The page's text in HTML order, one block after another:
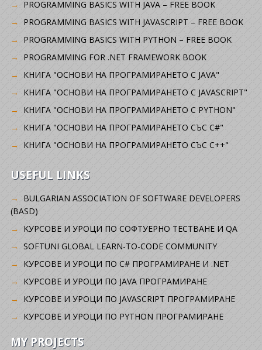
PROGRAMMING BASICS WITH JAVA – FREE BOOK
PROGRAMMING BASICS WITH JAVASCRIPT – FREE BOOK
PROGRAMMING BASICS WITH PYTHON – FREE BOOK
PROGRAMMING FOR .NET FRAMEWORK BOOK
КНИГА "ОСНОВИ НА ПРОГРАМИРАНЕТО С JAVA"
КНИГА "ОСНОВИ НА ПРОГРАМИРАНЕТО С JAVASCRIPT"
КНИГА "ОСНОВИ НА ПРОГРАМИРАНЕТО С PYTHON"
КНИГА "ОСНОВИ НА ПРОГРАМИРАНЕТО СЪС C#"
КНИГА "ОСНОВИ НА ПРОГРАМИРАНЕТО СЪС C++"
USEFUL LINKS
BULGARIAN ASSOCIATION OF SOFTWARE DEVELOPERS
(BASD)
KУРСОВЕ И УРОЦИ ПО СОФТУЕРНО ТЕСТВАНЕ И QA
SOFTUNI GLOBAL LEARN-TO-CODE COMMUNITY
КУРСОВЕ И УРОЦИ ПО C# ПРОГРАМИРАНЕ И .NET
КУРСОВЕ И УРОЦИ ПО JAVA ПРОГРАМИРАНЕ
КУРСОВЕ И УРОЦИ ПО JAVASCRIPT ПРОГРАМИРАНЕ
КУРСОВЕ И УРОЦИ ПО PYTHON ПРОГРАМИРАНЕ
MY PROJECTS